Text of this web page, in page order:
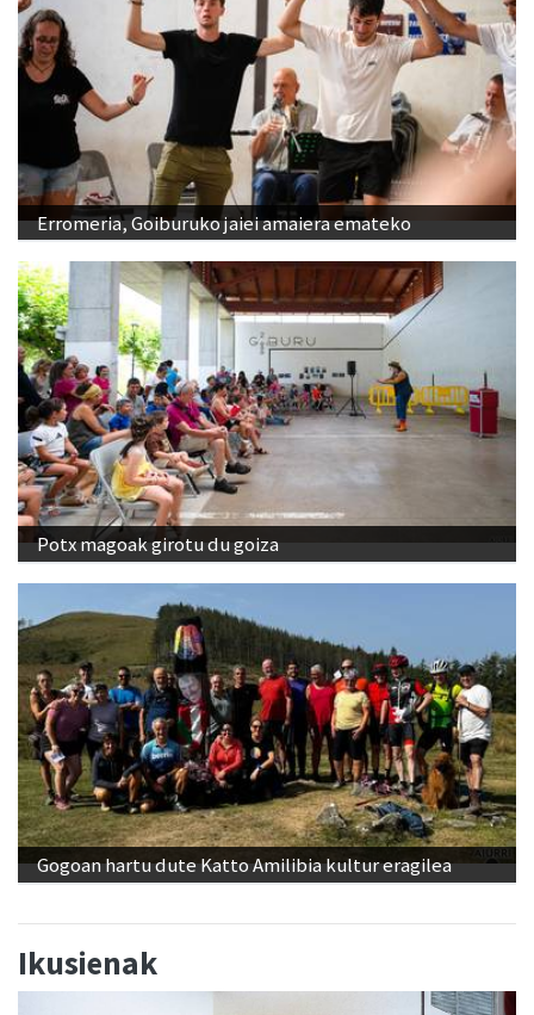
Erromeria, Goiburuko jaiei amaiera emateko
Potx magoak girotu du goiza
Gogoan hartu dute Katto Amilibia kultur eragilea
Ikusienak